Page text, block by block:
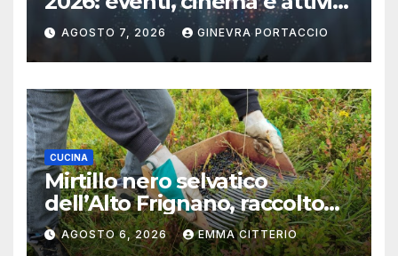
per famiglie
AGOSTO 7, 2026 GINEVRA PORTACCIO
CUCINA
Mirtillo nero selvatico
dell’Alto Frignano, raccolto
buono e clima da monitorare
AGOSTO 6, 2026 EMMA CITTERIO